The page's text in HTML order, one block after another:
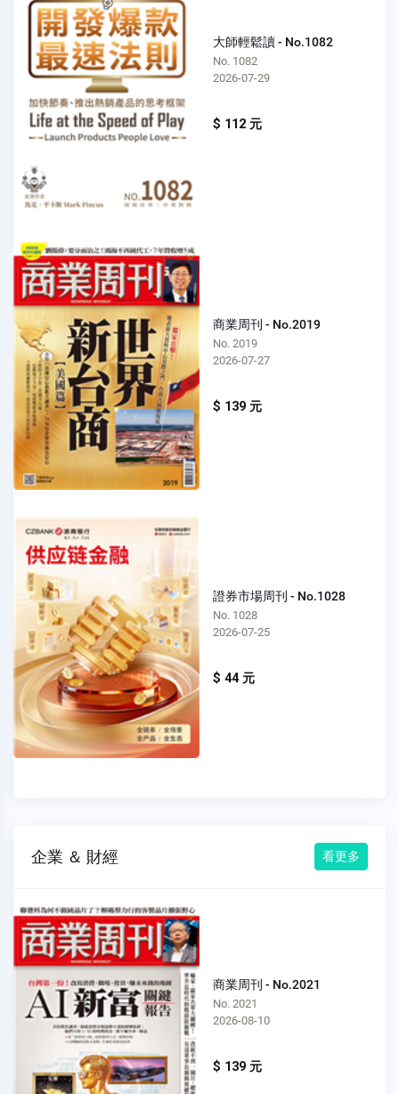
大師輕鬆讀 - No.1082
No. 1082
2026-07-29
$ 112 元
商業周刊 - No.2019
No. 2019
2026-07-27
$ 139 元
證券市場周刊 - No.1028
No. 1028
2026-07-25
$ 44 元
企業 ＆ 財經 看更多
商業周刊 - No.2021
No. 2021
2026-08-10
$ 139 元